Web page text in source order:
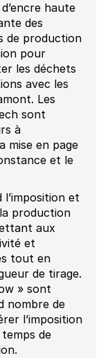
haute
des
de production
pour
les déchets
avec les
Les
sont
à
mise en page
et le
l’imposition et
production
aux
et
tout en
de tirage.
» sont
nombre de
l’imposition
de